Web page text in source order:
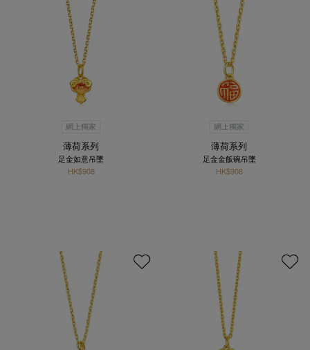
網上獨家
薄荷系列
足金如意吊墜
HK$908
網上獨家
薄荷系列
足金金飯碗吊墜
HK$908